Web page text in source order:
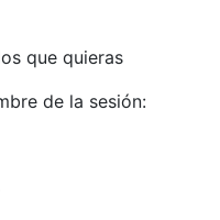
que quieras
de la sesión: